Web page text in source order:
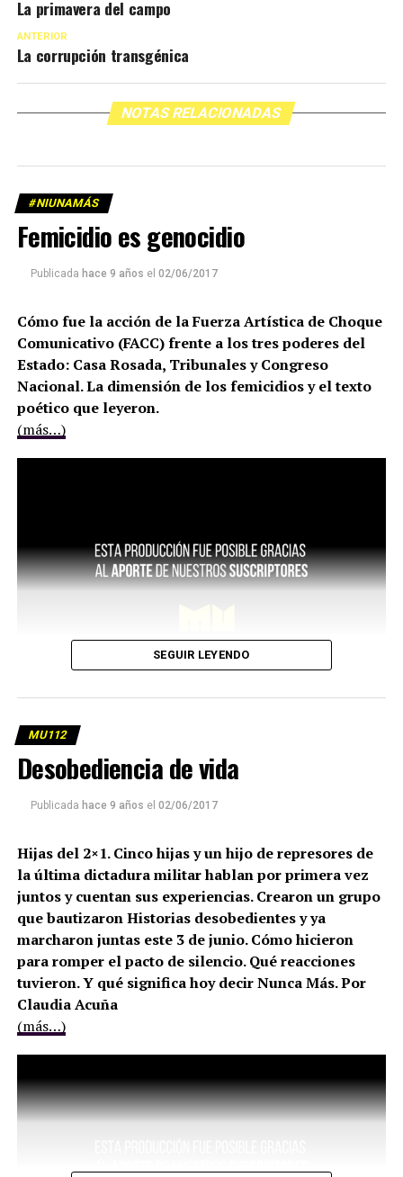
La primavera del campo
ANTERIOR
La corrupción transgénica
NOTAS RELACIONADAS
#NIUNAMÁS
Femicidio es genocidio
Publicada hace 9 años el 02/06/2017
Cómo fue la acción de la Fuerza Artística de Choque
Comunicativo (FACC) frente a los tres poderes del
Estado: Casa Rosada, Tribunales y Congreso
Nacional. La dimensión de los femicidios y el texto
poético que leyeron.
(más…)
SEGUIR LEYENDO
MU112
Desobediencia de vida
Publicada hace 9 años el 02/06/2017
Hijas del 2×1. Cinco hijas y un hijo de represores de
la última dictadura militar hablan por primera vez
juntos y cuentan sus experiencias. Crearon un grupo
que bautizaron Historias desobedientes y ya
marcharon juntas este 3 de junio. Cómo hicieron
para romper el pacto de silencio. Qué reacciones
tuvieron. Y qué significa hoy decir Nunca Más. Por
Claudia Acuña
(más…)